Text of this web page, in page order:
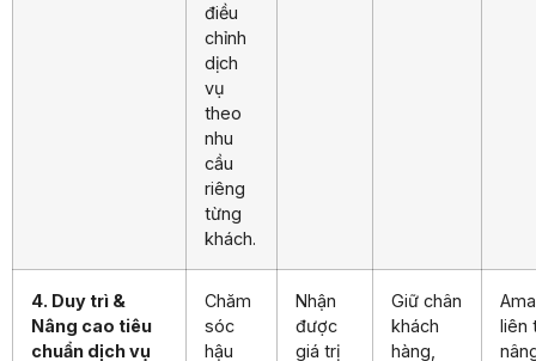
điều
chỉnh
dịch
vụ
theo
nhu
cầu
riêng
từng
khách.
4. Duy trì &
Nâng cao tiêu
chuẩn dịch vụ
Chăm
sóc
hậu
Nhận
được
giá trị
Giữ chân
khách
hàng,
liên